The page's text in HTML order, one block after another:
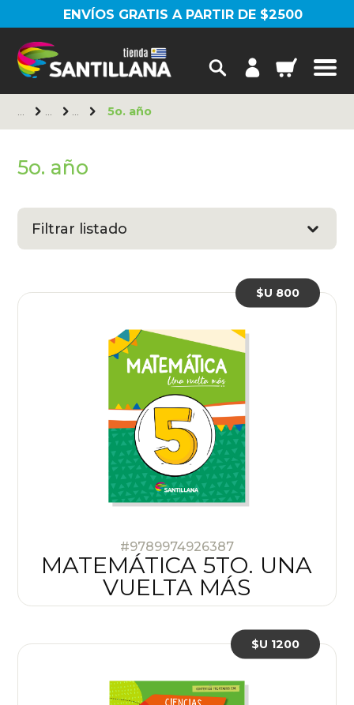
ENVÍOS GRATIS A PARTIR DE $2500
5o. año
5o. año
Filtrar listado
#9789974926387
MATEMÁTICA 5TO. UNA
VUELTA MÁS
$U 800
$U 1200